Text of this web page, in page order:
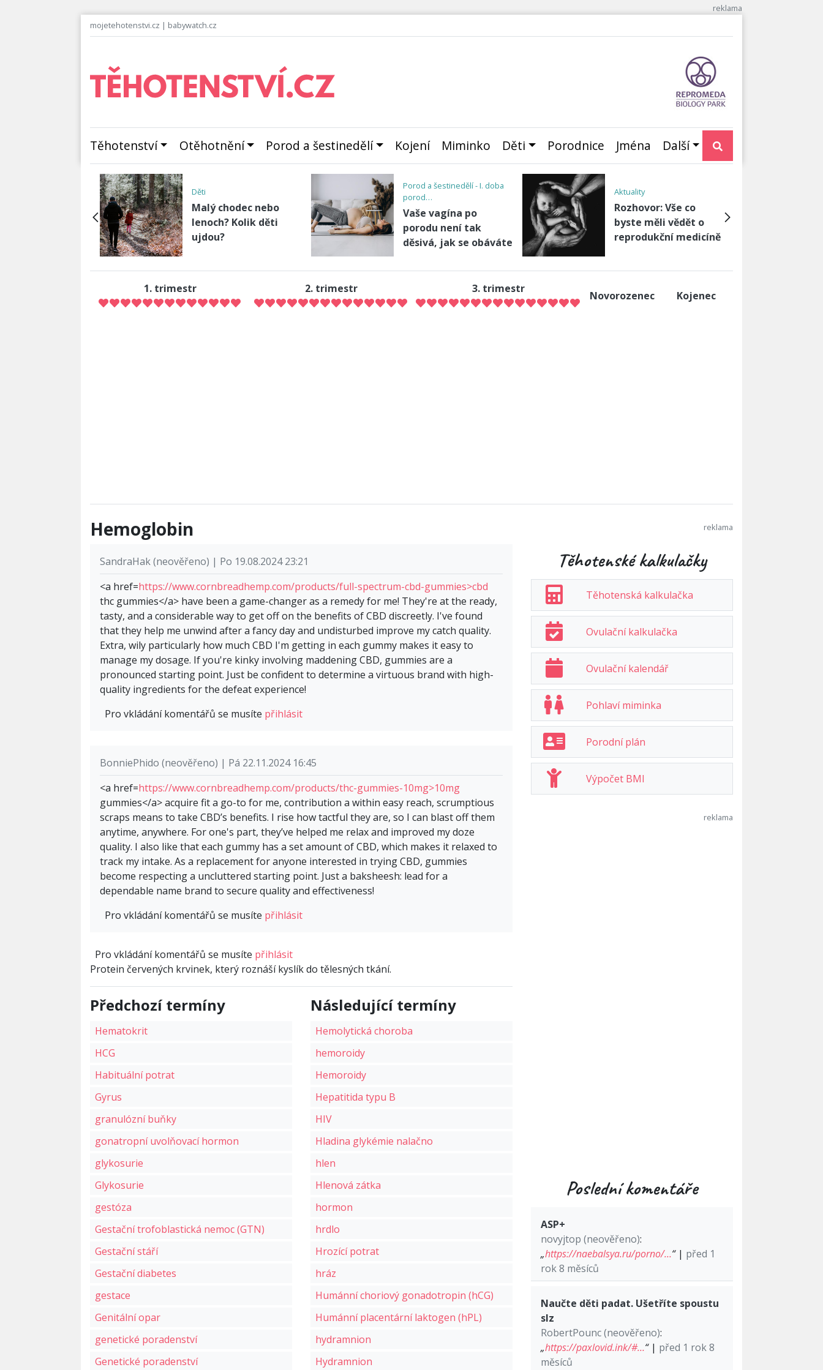
mojetehotenstvi.cz | babywatch.cz
Těhotenství Otěhotnění Porod a šestinedělí Kojení Miminko Děti Porodnice Jména Další
Děti
Jak snadno na
bezpečný domov pro
malé děti?
Plánované rodičovství - kdy
otěhotn…
Jsem těhotná?
Udělejte si kvíz
Těhotenství a
celiakie: Jak
zvládnout
bezlepkovou dietu
1. trimestr 2. trimestr 3. trimestr
Novorozenec Kojenec
Hemoglobin
SandraHak (neověřeno) | Po 19.08.2024 23:21
<a href=https://www.cornbreadhemp.com/products/full-spectrum-cbd-gummies>cbd
thc gummies</a> have been a game-changer as a remedy for me! They're at the ready,
tasty, and a considerable way to get off on the benefits of CBD discreetly. I've found
that they help me unwind after a fancy day and undisturbed improve my catch quality.
Extra, wily particularly how much CBD I'm getting in each gummy makes it easy to
manage my dosage. If you're kinky involving maddening CBD, gummies are a
pronounced starting point. Just be confident to determine a virtuous brand with high-
quality ingredients for the defeat experience!
Pro vkládání komentářů se musíte přihlásit
BonniePhido (neověřeno) | Pá 22.11.2024 16:45
<a href=https://www.cornbreadhemp.com/products/thc-gummies-10mg>10mg
gummies</a> acquire fit a go-to for me, contribution a within easy reach, scrumptious
scraps means to take CBD’s benefits. I rise how tactful they are, so I can blast off them
anytime, anywhere. For one's part, they’ve helped me relax and improved my doze
quality. I also like that each gummy has a set amount of CBD, which makes it relaxed to
track my intake. As a replacement for anyone interested in trying CBD, gummies
become respecting a uncluttered starting point. Just a baksheesh: lead for a
dependable name brand to secure quality and effectiveness!
Pro vkládání komentářů se musíte přihlásit
Pro vkládání komentářů se musíte přihlásit
Protein červených krvinek, který roznáší kyslík do tělesných tkání.
Předchozí termíny
Hematokrit
HCG
Habituální potrat
Gyrus
granulózní buňky
gonatropní uvolňovací hormon
glykosurie
Glykosurie
gestóza
Gestační trofoblastická nemoc (GTN)
Gestační stáří
Gestační diabetes
gestace
Genitální opar
genetické poradenství
Genetické poradenství
Následující termíny
Hemolytická choroba
hemoroidy
Hemoroidy
Hepatitida typu B
HIV
Hladina glykémie nalačno
hlen
Hlenová zátka
hormon
hrdlo
Hrozící potrat
hráz
Humánní choriový gonadotropin (hCG)
Humánní placentární laktogen (hPL)
hydramnion
Hydramnion
Těhotenské kalkulačky
Těhotenská kalkulačka
Ovulační kalkulačka
Ovulační kalendář
Pohlaví miminka
Porodní plán
Výpočet BMI
Poslední komentáře
ASP+
novyjtop (neověřeno):
„https://naebalsya.ru/porno/…“| před 1
rok 8 měsíců
Naučte děti padat. Ušetříte spoustu
slz
RobertPounc (neověřeno):
„https://paxlovid.ink/#…“| před 1 rok 8
měsíců